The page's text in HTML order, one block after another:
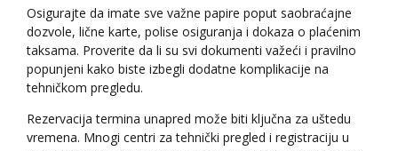
Osigurajte da imate sve važne papire poput saobraćajne
dozvole, lične karte, polise osiguranja i dokaza o plaćenim
taksama. Proverite da li su svi dokumenti važeći i pravilno
popunjeni kako biste izbegli dodatne komplikacije na
tehničkom pregledu.
Rezervacija termina unapred može biti ključna za uštedu
vremena. Mnogi centri za tehnički pregled i registraciju u